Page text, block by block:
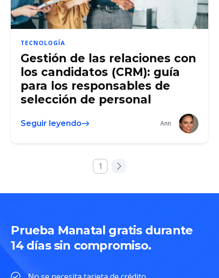
TECNOLOGÍA
Gestión de las relaciones con
los candidatos (CRM): guía
para los responsables de
selección de personal
Seguir leyendo Ann
1
Prueba Manatal gratis durante
14 días sin compromiso.